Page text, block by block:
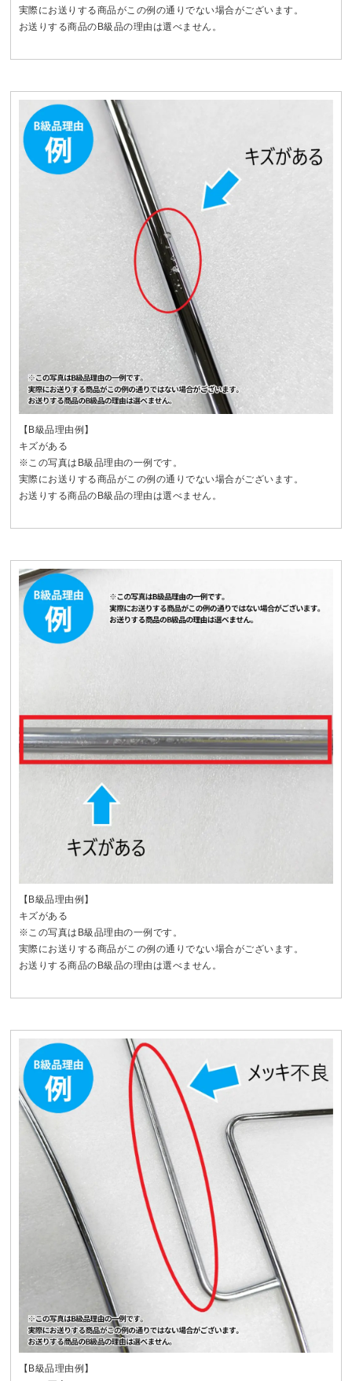
実際にお送りする商品がこの例の通りでない場合がございます。
お送りする商品のB級品の理由は選べません。
【B級品理由例】
キズがある
※この写真はB級品理由の一例です。
実際にお送りする商品がこの例の通りでない場合がございます。
お送りする商品のB級品の理由は選べません。
【B級品理由例】
キズがある
※この写真はB級品理由の一例です。
実際にお送りする商品がこの例の通りでない場合がございます。
お送りする商品のB級品の理由は選べません。
【B級品理由例】